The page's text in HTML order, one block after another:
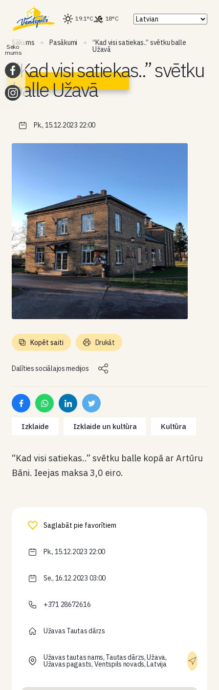
19.1°C 18°C
Sākums Pasākumi “Kad visi satiekas..” svētku balle
Užavā
“Kad visi satiekas..” svētku
balle Užavā
Pk., 15.12.2023 22:00
Dalīties sociālajos medijos
Kopēt saiti Drukāt
Izklaide Izklaide un kultūra Kultūra
“Kad visi satiekas..” svētku balle kopā ar Artūru
Bāni. Ieejas maksa 3,0 eiro.
Saglabāt pie favorītiem
Pk., 15.12.2023 22:00
Se., 16.12.2023 03:00
+371 28672616
Užavas Tautas dārzs
Užavas tautas nams, Tautas dārzs, Užava,
Užavas pagasts, Ventspils novads, Latvija
Seko
mums